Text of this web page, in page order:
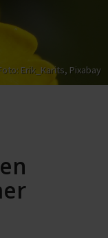
Erik_Karits, Pixabay